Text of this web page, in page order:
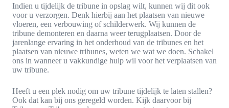
Indien u tijdelijk de tribune in opslag wilt, kunnen wij dit ook
voor u verzorgen. Denk hierbij aan het plaatsen van nieuwe
vloeren, een verbouwing of schilderwerk. Wij kunnen de
tribune demonteren en daarna weer terugplaatsen. Door de
jarenlange ervaring in het onderhoud van de tribunes en het
plaatsen van nieuwe tribunes, weten we wat we doen. Schakel
ons in wanneer u vakkundige hulp wil voor het verplaatsen van
uw tribune.
Heeft u een plek nodig om uw tribune tijdelijk te laten stallen?
Ook dat kan bij ons geregeld worden. Kijk daarvoor bij